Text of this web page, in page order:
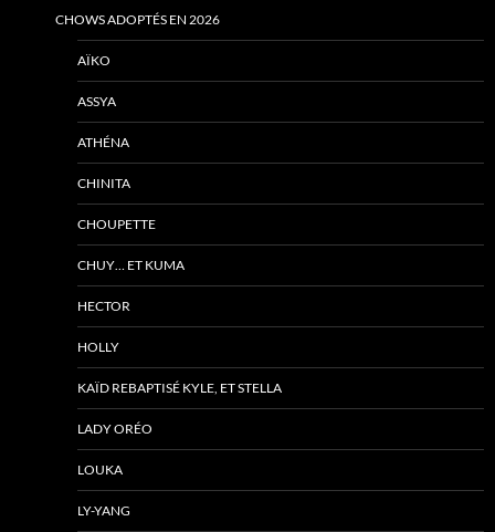
CHOWS ADOPTÉS EN 2026
AÏKO
ASSYA
ATHÉNA
CHINITA
CHOUPETTE
CHUY… ET KUMA
HECTOR
HOLLY
KAÏD REBAPTISÉ KYLE, ET STELLA
LADY ORÉO
LOUKA
LY-YANG